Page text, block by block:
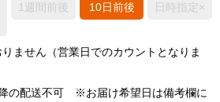
1週間前後 10日前後 日時指定×
ません（営業日でのカウントとなりま
の配送不可 ※お届け希望日は備考欄に